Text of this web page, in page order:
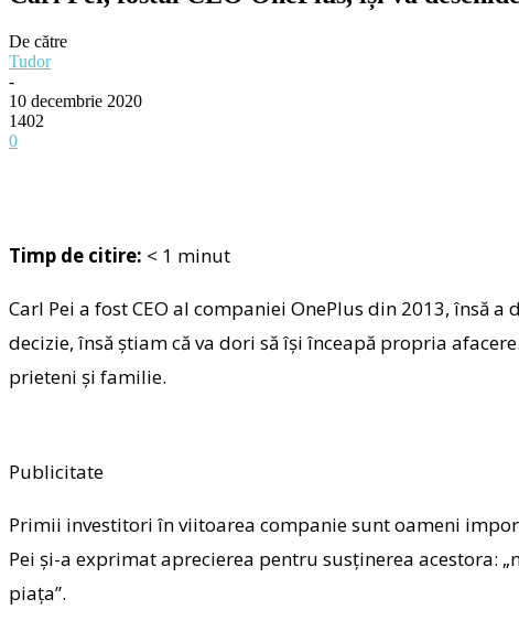
De către
Tudor
-
10 decembrie 2020
1402
0
Timp de citire: < 1 minut
Carl Pei a fost CEO al companiei OnePlus din 2013, însă
decizie, însă știam că va dori să își înceapă propria
prieteni și familie.
Publicitate
Primii investitori în viitoarea companie sunt oameni
Pei și-a exprimat aprecierea pentru susținerea acestora:
piața”.